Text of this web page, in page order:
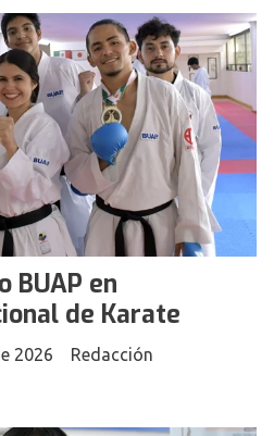
BUAP en
de Karate
Redacción
2026